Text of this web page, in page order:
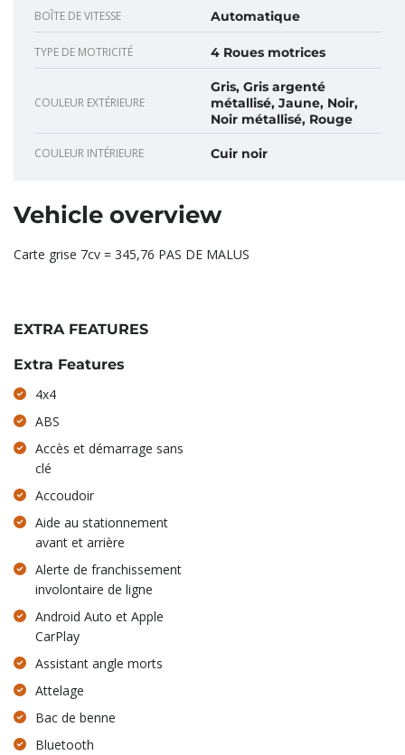
BOÎTE DE VITESSE Automatique
TYPE DE MOTRICITÉ 4 Roues motrices
COULEUR EXTÉRIEURE
Gris, Gris argenté
métallisé, Jaune, Noir,
Noir métallisé, Rouge
COULEUR INTÉRIEURE Cuir noir
Vehicle overview
Carte grise 7cv = 345,76 PAS DE MALUS
EXTRA FEATURES
Extra Features
4x4
ABS
Accès et démarrage sans
clé
Accoudoir
Aide au stationnement
avant et arrière
Alerte de franchissement
involontaire de ligne
Android Auto et Apple
CarPlay
Assistant angle morts
Attelage
Bac de benne
Bluetooth